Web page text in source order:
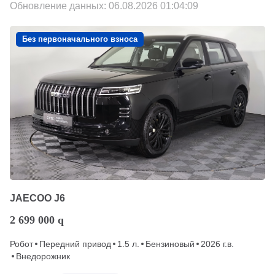
Обновление данных: 06.08.2026 01:04:09
Без первоначального взноса
JAECOO J6
2 699 000 q
Робот Передний привод 1.5 л. Бензиновый
2026 г.в.
Внедорожник